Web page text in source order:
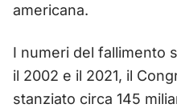
americana.
I numeri del fallimento
il 2002 e il 2021, il
stanziato circa 145